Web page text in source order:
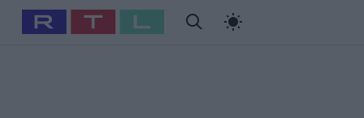
Babits Marcella Szellő István Most Wanted